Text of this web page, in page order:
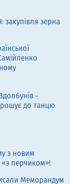
закупівля зерна
-
до танцю
з новим
«з перчиком»!
Меморандум